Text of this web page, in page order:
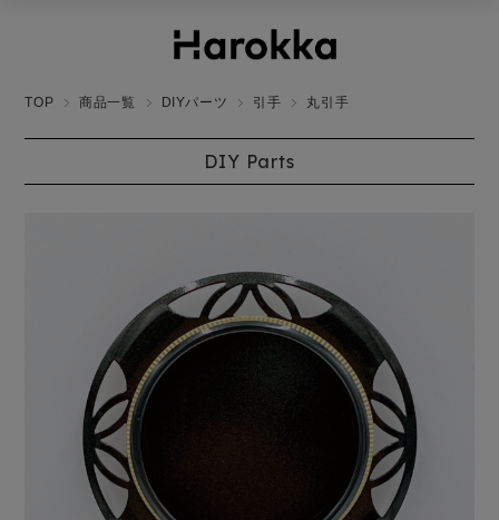
TOP 商品一覧 DIYパーツ 引手 丸引手
DIY Parts